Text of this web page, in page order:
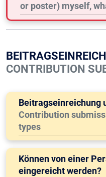
or poster) myself,
CONTRIBUTION
Beitragseinreichung
Contribution
types
Können von einer
eingereicht werden?